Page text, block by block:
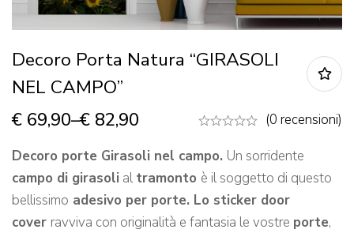
Decoro Porta Natura “GIRASOLI
NEL CAMPO”
€ 69,90–€ 82,90
(0 recensioni)
Decoro porte Girasoli nel campo. Un sorridente
campo di girasoli altramonto è il soggetto di questo
bellissimo adesivo per porte. Lo sticker door
cover ravviva con originalità e fantasia le vostre porte,